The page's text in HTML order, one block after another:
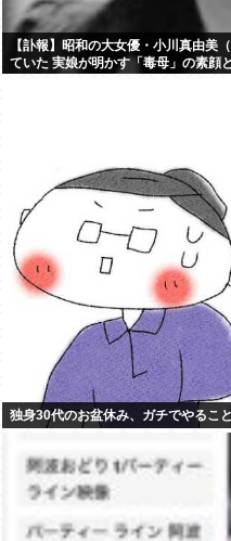
【訃報】昭和の大女優・小川真由美
ていた 実娘が明かす「毒母」の素顔
独身30代のお盆休み、ガチでやるこ